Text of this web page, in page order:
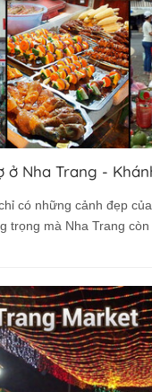
ở Nha Trang -
có những cảnh đẹp
trọng mà Nha Trang còn